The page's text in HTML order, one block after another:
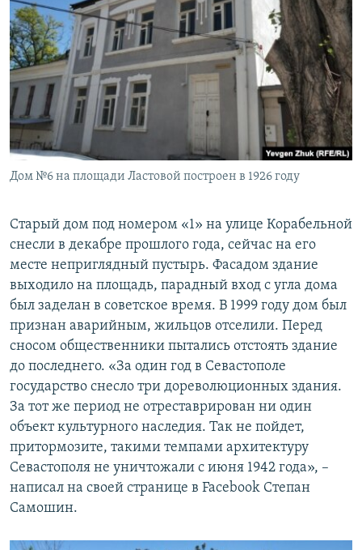
Дом №6 на площади Ластовой построен в 1926 году
Старый дом под номером «1» на улице Корабельной
снесли в декабре прошлого года, сейчас на его
месте неприглядный пустырь. Фасадом здание
выходило на площадь, парадный вход с угла дома
был заделан в советское время. В 1999 году дом был
признан аварийным, жильцов отселили. Перед
сносом общественники пытались отстоять здание
до последнего. «За один год в Севастополе
государство снесло три дореволюционных здания.
За тот же период не отреставрирован ни один
объект культурного наследия. Так не пойдет,
притормозите, такими темпами архитектуру
Севастополя не уничтожали с июня 1942 года», –
написал на своей странице в Facebook Степан
Самошин.